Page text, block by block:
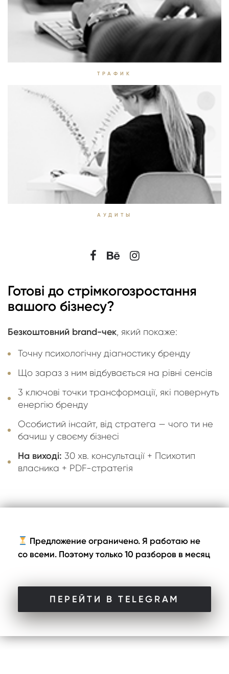
ТРАФИК
АУДИТЫ
Готові до стрімкогозростання
вашого бізнесу?
Безкоштовний brand-чек, який покаже:
Точну психологічну діагностику бренду
Що зараз з ним відбувається на рівні сенсів
3 ключові точки трансформації, які повернуть
енергію бренду
Особистий інсайт, від стратега — чого ти не
бачиш у своєму бізнесі
На виході: 30 хв. консультації + Психотип
власника + PDF-стратегія
Предложение ограничено.Я работаю не
со всеми. Поэтому только 10 разборов в месяц
ПЕРЕЙТИ В TELEGRAM